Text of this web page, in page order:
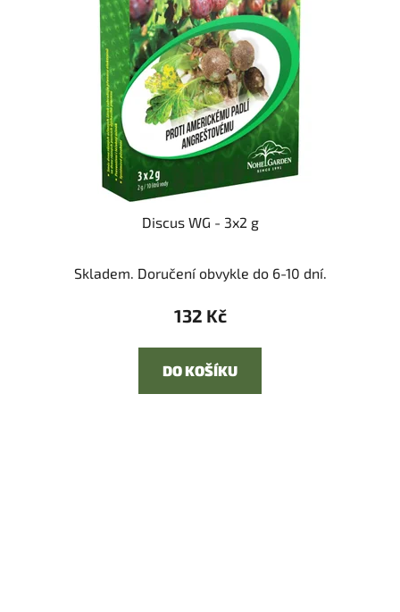
Discus WG - 3x2 g
Skladem. Doručení obvykle do 6-10 dní.
132 Kč
DO KOŠÍKU